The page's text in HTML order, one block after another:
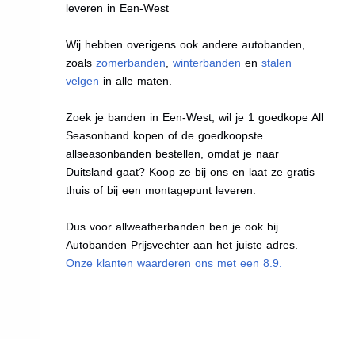
leveren in Een-West
Wij hebben overigens ook andere autobanden,
zoalszomerbanden ,winterbanden enstalen
velgen in alle maten.
Zoek je banden in Een-West, wil je 1 goedkope All
Seasonband kopen of de goedkoopste
allseasonbanden bestellen, omdat je naar
Duitsland gaat? Koop ze bij ons en laat ze gratis
thuis of bij een montagepunt leveren.
Dus voor allweatherbanden ben je ook bij
Autobanden Prijsvechter aan het juiste adres.
Onze klanten waarderen ons met een 8.9.